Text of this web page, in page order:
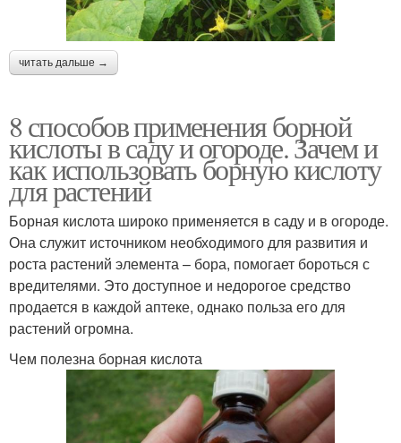
читать дальше →
8 способов применения борной
кислоты в саду и огороде. Зачем и
как использовать борную кислоту
для растений
Борная кислота широко применяется в саду и в огороде.
Она служит источником необходимого для развития и
роста растений элемента – бора, помогает бороться с
вредителями. Это доступное и недорогое средство
продается в каждой аптеке, однако польза его для
растений огромна.
Чем полезна борная кислота